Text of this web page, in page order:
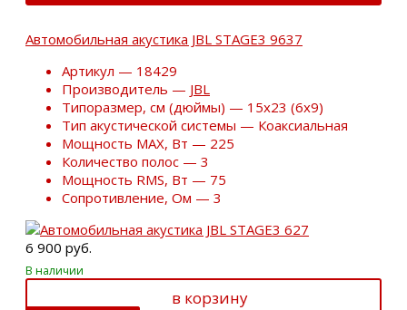
Автомобильная акустика JBL STAGE3 9637
Артикул — 18429
Производитель — JBL
Типоразмер, см (дюймы) — 15х23 (6х9)
Тип акустической системы — Коаксиальная
Мощность MAX, Вт — 225
Количество полос — 3
Мощность RMS, Вт — 75
Сопротивление, Ом — 3
6 900 руб.
В наличии
в корзину